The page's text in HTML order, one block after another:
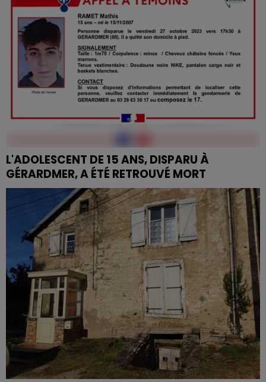
L'ADOLESCENT DE 15 ANS, DISPARU À
GÉRARDMER, A ÉTÉ RETROUVÉ MORT
Porté disparu depuis vendredi, son corps sans vie a
été retrouvé lors d'une battue...